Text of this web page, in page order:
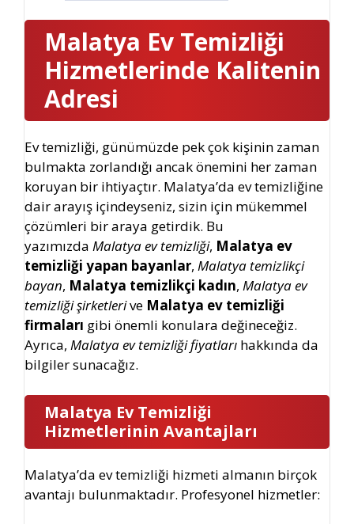
Malatya Ev Temizliği
Hizmetlerinde Kalitenin
Adresi
Ev temizliği, günümüzde pek çok kişinin zaman
bulmakta zorlandığı ancak önemini her zaman
koruyan bir ihtiyaçtır. Malatya’da ev temizliğine
dair arayış içindeyseniz, sizin için mükemmel
çözümleri bir araya getirdik. Bu
yazımızda Malatya ev temizliği, Malatya ev
temizliği yapan bayanlar, Malatya temizlikçi
bayan, Malatya temizlikçi kadın, Malatya ev
temizliği şirketlerive Malatya ev temizliği
firmaları gibi önemli konulara değineceğiz.
Ayrıca, Malatya ev temizliği fiyatları hakkında da
bilgiler sunacağız.
Malatya Ev Temizliği
Hizmetlerinin Avantajları
Malatya’da ev temizliği hizmeti almanın birçok
avantajı bulunmaktadır. Profesyonel hizmetler: